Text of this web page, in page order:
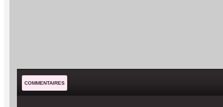
COMMENTAIRES